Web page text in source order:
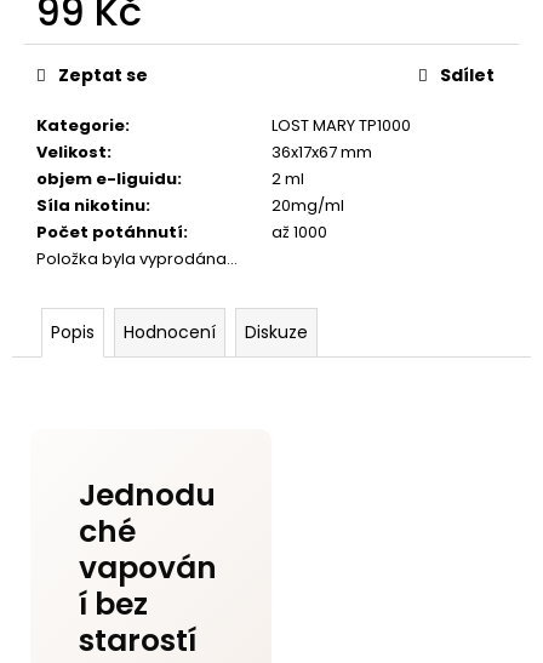
99 Kč
Měrná
cena:
Kategorie:
LOST MARY TP1000
Velikost:
36x17x67 mm
objem e-liguidu:
2 ml
Síla nikotinu:
20mg/ml
Počet potáhnutí:
až 1000
Položka byla vyprodána…
Zeptat se Sdílet
Popis Hodnocení Diskuze
Jednodu
ché
vapován
í bez
starostí
OXVA
CARTRIDGE
3ML
0,8
OHM
109
Kč